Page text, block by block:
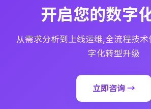
开启您的数字
从需求分析到上线运维,全流程技
字化转型升级
立即咨询 →